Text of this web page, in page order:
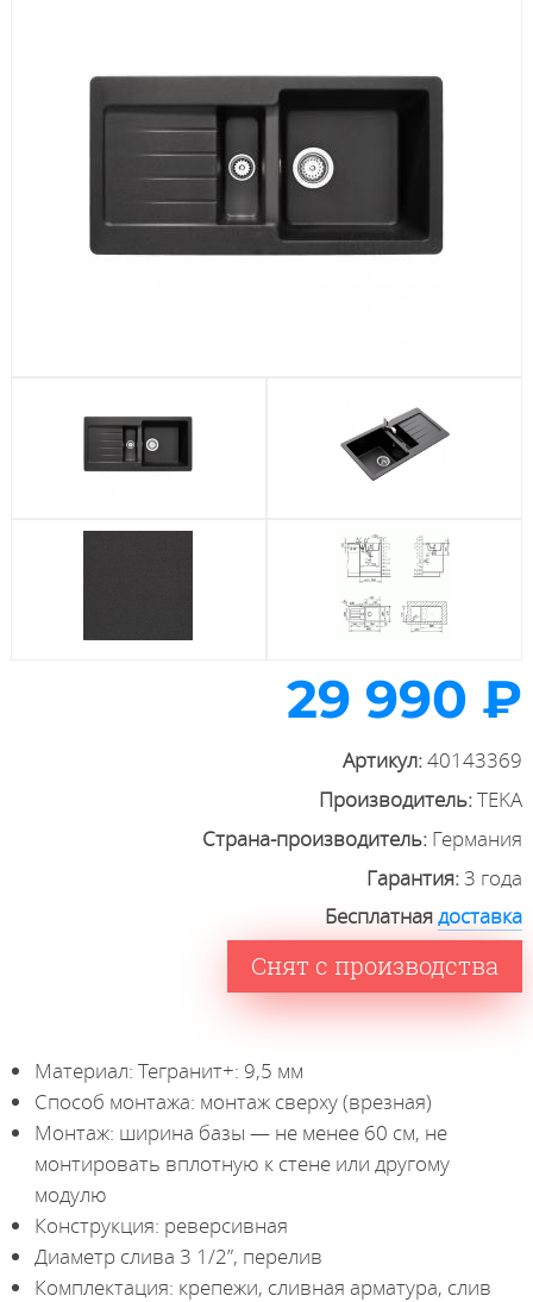
Холодильники
29 990 ₽
Артикул:40143369
Производитель:TEKA
Страна-производитель: Германия
Гарантия:3 года
Бесплатнаядоставка
Снят с производства
Материал: Тегранит+: 9,5 мм
Способ монтажа: монтаж сверху (врезная)
Монтаж: ширина базы — не менее 60 см, не
монтировать вплотную к стене или другому
модулю
Конструкция: реверсивная
Диаметр слива 3 1/2”, перелив
Комплектация: крепежи, сливная арматура, слив